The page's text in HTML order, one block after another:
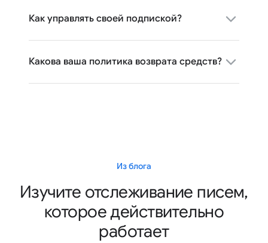
Как управлять своей подпиской?
Какова ваша политика возврата средств?
Из блога
Изучите отслеживание писем,
которое действительно
работает